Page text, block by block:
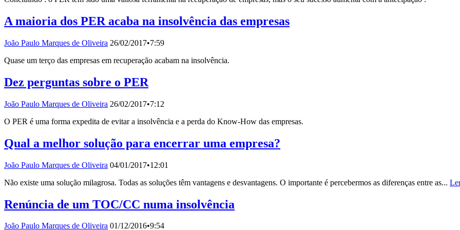
A maioria dos PER acaba na insolvência das empresas
João Paulo Marques de Oliveira 26/02/2017•7:59
Quase um terço das empresas em recuperação acabam na insolvência.
Dez perguntas sobre o PER
João Paulo Marques de Oliveira 26/02/2017•7:12
O PER é uma forma expedita de evitar a insolvência e a perda do Know-How das empresas.
Qual a melhor solução para encerrar uma empresa?
João Paulo Marques de Oliveira 04/01/2017•12:01
Não existe uma solução milagrosa. Todas as soluções têm vantagens e desvantagens. O importante é percebermos as diferenças entre as...
Renúncia de um TOC/CC numa insolvência
João Paulo Marques de Oliveira 01/12/2016•9:54